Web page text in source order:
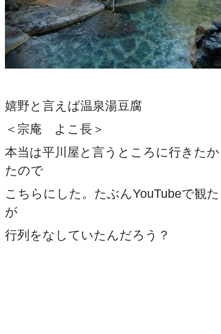
嬉野と言えば温泉湯豆腐
＜宗庵 よこ長＞
本当は平川屋と言うところに行きた
たので
こちらにした。たぶんYouTubeで観
が
行列をなしていたんだろう？